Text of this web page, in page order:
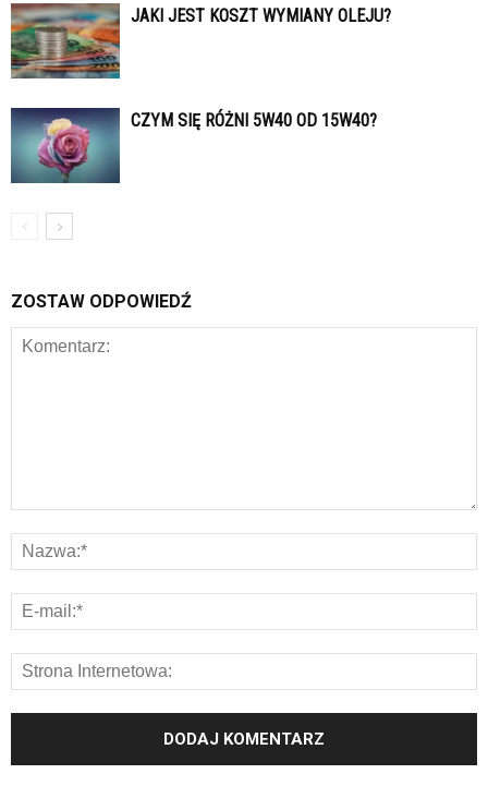
JAKI JEST KOSZT WYMIANY OLEJU?
CZYM SIĘ RÓŻNI 5W40 OD 15W40?
ZOSTAW ODPOWIEDŹ